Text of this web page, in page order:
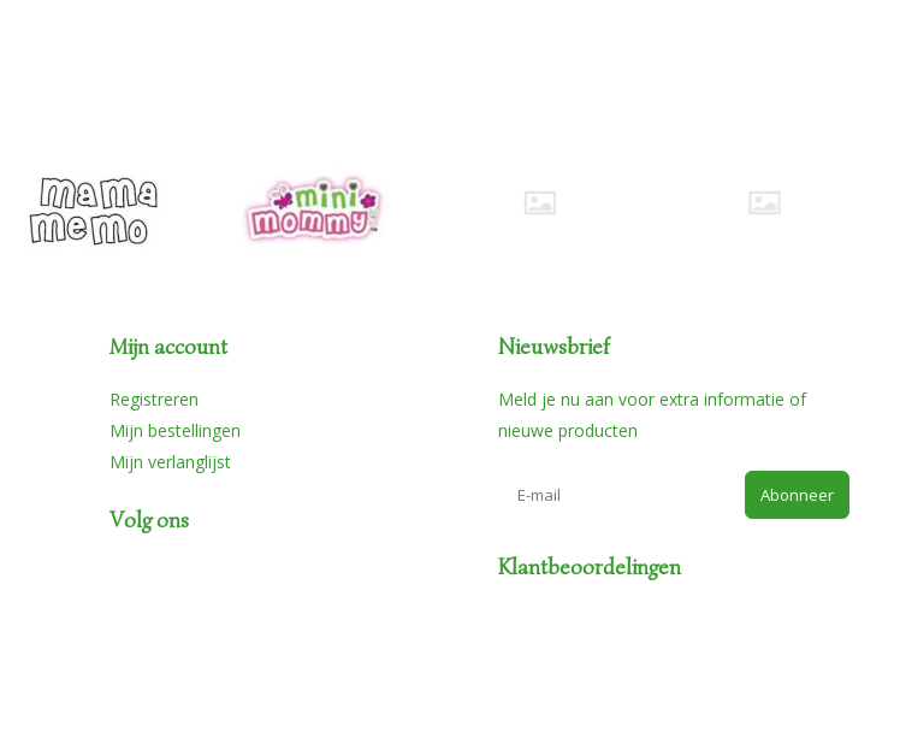
Mijn account
Registreren
Mijn bestellingen
Mijn verlanglijst
Volg ons
Nieuwsbrief
Meld je nu aan voor extra informatie of
nieuwe producten
Abonneer
Klantbeoordelingen